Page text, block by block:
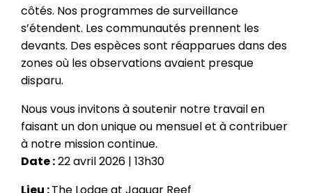
côtés. Nos programmes de surveillance
s’étendent. Les communautés prennent les
devants. Des espèces sont réapparues dans des
zones où les observations avaient presque
disparu.
Nous vous invitons à soutenir notre travail en
faisant un don unique ou mensuel et à contribuer
à notre mission continue.
Date :22 avril 2026 | 13h30